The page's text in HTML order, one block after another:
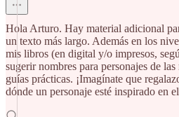
Hola Arturo. Hay material adicional
un texto más largo. Además en los
mis libros (en digital y/o impresos,
sugerir nombres para personajes de
guías prácticas. ¡Imagínate que
dónde un personaje esté inspirado en